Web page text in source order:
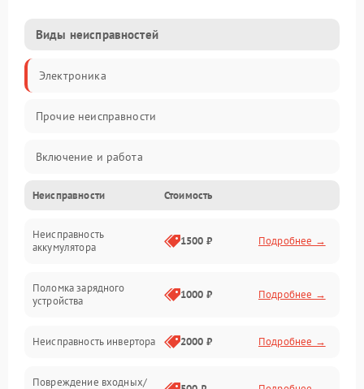
Виды неисправностей
Электроника
Прочие неисправности
Включение и работа
Работа с нагрузкой
Звук и индикация
Неисправности Стоимость
Неисправность
аккумулятора
1500 ₽ Подробнее →
Поломка зарядного
устройства
1000 ₽ Подробнее →
Неисправность инвертора 2000 ₽ Подробнее →
Повреждение входных/